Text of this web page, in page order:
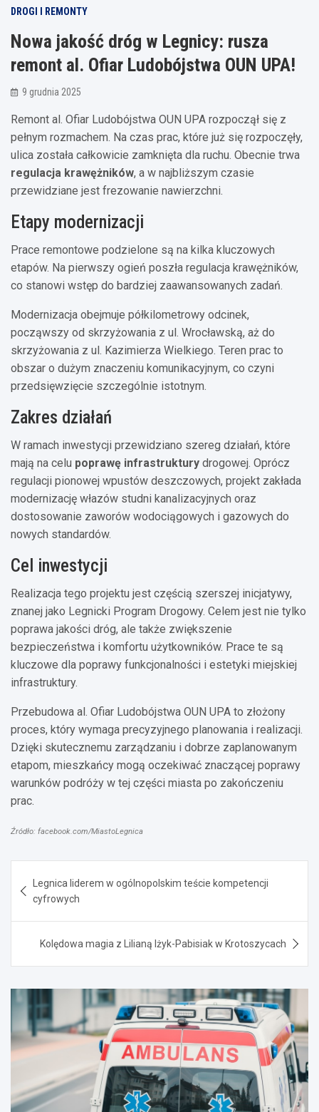
DROGI I REMONTY
Nowa jakość dróg w Legnicy: rusza
remont al. Ofiar Ludobójstwa OUN UPA!
9 grudnia 2025
Remont al. Ofiar Ludobójstwa OUN UPA rozpoczął się z
pełnym rozmachem. Na czas prac, które już się rozpoczęły,
ulica została całkowicie zamknięta dla ruchu. Obecnie trwa
regulacja krawężników, a w najbliższym czasie
przewidziane jest frezowanie nawierzchni.
Etapy modernizacji
Prace remontowe podzielone są na kilka kluczowych
etapów. Na pierwszy ogień poszła regulacja krawężników,
co stanowi wstęp do bardziej zaawansowanych zadań.
Modernizacja obejmuje półkilometrowy odcinek,
począwszy od skrzyżowania z ul. Wrocławską, aż do
skrzyżowania z ul. Kazimierza Wielkiego. Teren prac to
obszar o dużym znaczeniu komunikacyjnym, co czyni
przedsięwzięcie szczególnie istotnym.
Zakres działań
W ramach inwestycji przewidziano szereg działań, które
mają na celu poprawę infrastruktury drogowej. Oprócz
regulacji pionowej wpustów deszczowych, projekt zakłada
modernizację włazów studni kanalizacyjnych oraz
dostosowanie zaworów wodociągowych i gazowych do
nowych standardów.
Cel inwestycji
Realizacja tego projektu jest częścią szerszej inicjatywy,
znanej jako Legnicki Program Drogowy. Celem jest nie tylko
poprawa jakości dróg, ale także zwiększenie
bezpieczeństwa i komfortu użytkowników. Prace te są
kluczowe dla poprawy funkcjonalności i estetyki miejskiej
infrastruktury.
Przebudowa al. Ofiar Ludobójstwa OUN UPA to złożony
proces, który wymaga precyzyjnego planowania i realizacji.
Dzięki skutecznemu zarządzaniu i dobrze zaplanowanym
etapom, mieszkańcy mogą oczekiwać znaczącej poprawy
warunków podróży w tej części miasta po zakończeniu
prac.
Źródło: facebook.com/MiastoLegnica
wpisuLegnica liderem w ogólnopolskim teście kompetencji
cyfrowych
Kolędowa magia z Lilianą Iżyk-Pabisiak w Krotoszycach